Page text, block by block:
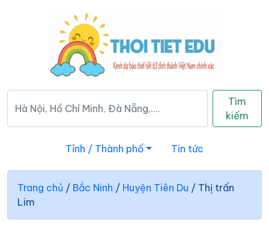
Tìm
kiếm
Tỉnh / Thành phố Tin tức
Trang chủ / Bắc Ninh / Huyện Tiên Du / Thị trấn
Lim